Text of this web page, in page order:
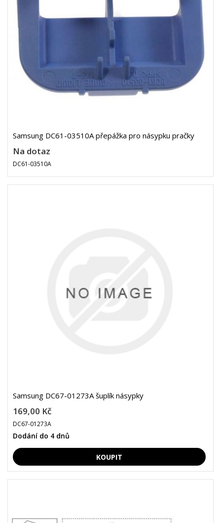
Samsung DC61-03510A přepážka pro násypku pračky
Na dotaz
DC61-03510A
Samsung DC67-01273A šuplík násypky
169,00 Kč
DC67-01273A
Dodání do 4 dnů